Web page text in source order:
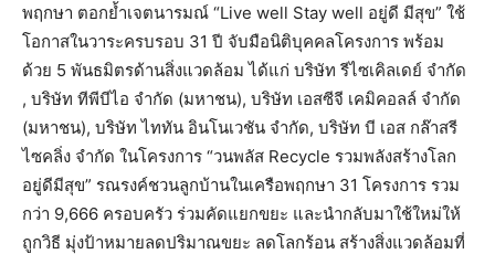
พฤกษา ตอกย้ำเจตนารมณ์ “Live well Stay well อยู่ดี มีสุข” ใช้
โอกาสในวาระครบรอบ 31 ปี จับมือนิติบุคคลโครงการ พร้อม
ด้วย 5 พันธมิตรด้านสิ่งแวดล้อม ได้แก่ บริษัท รีไซเคิลเดย์ จำกัด
, บริษัท ทีพีบีไอ จำกัด (มหาชน), บริษัท เอสซีจี เคมิคอลล์ จำกัด
(มหาชน), บริษัท ไททัน อินโนเวชัน จำกัด, บริษัท บี เอส กล๊าสรี
ไซคลิ่ง จำกัด ในโครงการ “วนพลัส Recycle รวมพลังสร้างโลก
อยู่ดีมีสุข” รณรงค์ชวนลูกบ้านในเครือพฤกษา 31 โครงการ รวม
กว่า 9,666 ครอบครัว ร่วมคัดแยกขยะ และนำกลับมาใช้ใหม่ให้
ถูกวิธี มุ่งป้าหมายลดปริมาณขยะ ลดโลกร้อน สร้างสิ่งแวดล้อมที่